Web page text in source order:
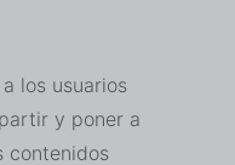
los usuarios
y poner a
contenidos